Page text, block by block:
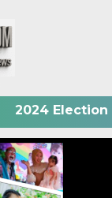
2024 Election